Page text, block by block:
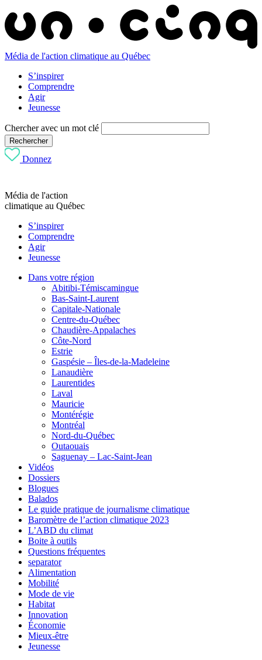
Média de l'action climatique au Québec
S’inspirer
Comprendre
Agir
Jeunesse
Chercher avec un mot clé
Rechercher
Donnez
Média de l'action
climatique au Québec
S’inspirer
Comprendre
Agir
Jeunesse
Dans votre région
Abitibi-Témiscamingue
Bas-Saint-Laurent
Capitale-Nationale
Centre-du-Québec
Chaudière-Appalaches
Côte-Nord
Estrie
Gaspésie – Îles-de-la-Madeleine
Lanaudière
Laurentides
Laval
Mauricie
Montérégie
Montréal
Nord-du-Québec
Outaouais
Saguenay – Lac-Saint-Jean
Vidéos
Dossiers
Blogues
Balados
Le guide pratique de journalisme climatique
Baromètre de l’action climatique 2023
L’ABD du climat
Boite à outils
Questions fréquentes
separator
Alimentation
Mobilité
Mode de vie
Habitat
Innovation
Économie
Mieux-être
Jeunesse